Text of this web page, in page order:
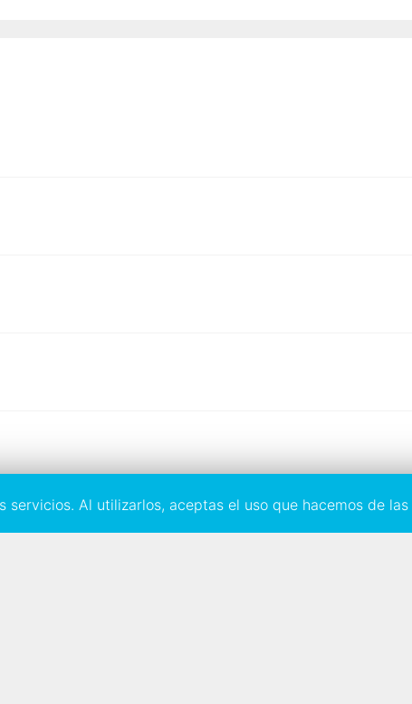
servicios. Al utilizarlos, aceptas el uso que hacemos de las